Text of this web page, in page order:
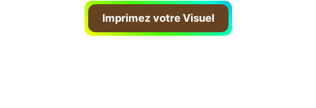
Imprimez votre Visuel